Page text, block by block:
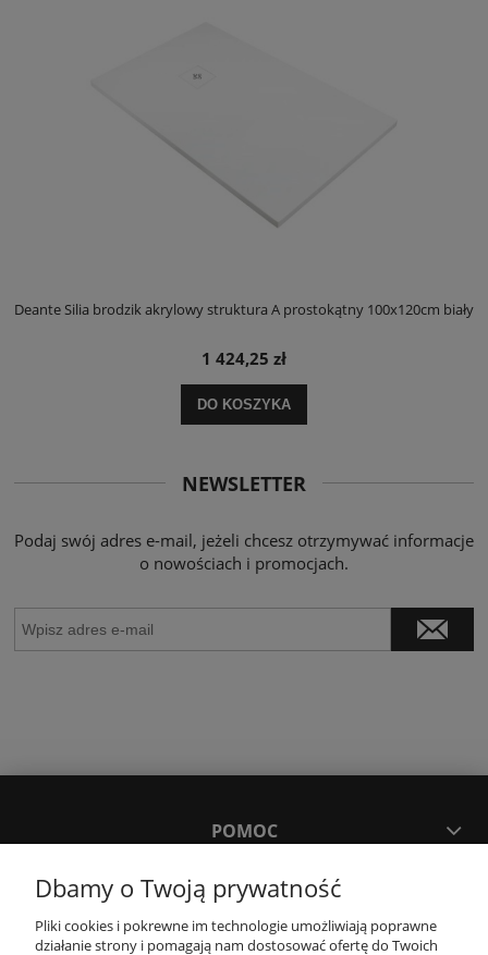
Deante Silia brodzik akrylowy struktura A prostokątny 100x120cm biały
1 424,25 zł
DO KOSZYKA
NEWSLETTER
Podaj swój adres e-mail, jeżeli chcesz otrzymywać informacje
o nowościach i promocjach.
POMOC
MOJE KONTO
Dbamy o Twoją prywatność
Pliki cookies i pokrewne im technologie umożliwiają poprawne
działanie strony i pomagają nam dostosować ofertę do Twoich